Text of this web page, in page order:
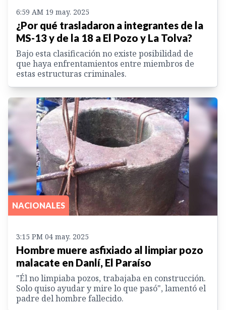
6:59 AM 19 may. 2025
¿Por qué trasladaron a integrantes de la
MS-13 y de la 18 a El Pozo y La Tolva?
Bajo esta clasificación no existe posibilidad de
que haya enfrentamientos entre miembros de
estas estructuras criminales.
NACIONALES
3:15 PM 04 may. 2025
Hombre muere asfixiado al limpiar pozo
malacate en Danlí, El Paraíso
"Él no limpiaba pozos, trabajaba en construcción.
Solo quiso ayudar y mire lo que pasó", lamentó el
padre del hombre fallecido.